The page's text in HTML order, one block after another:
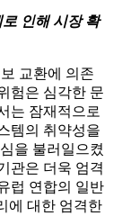
인해 시장 확
교환에 의존
험은 심각한 문
는 잠재적으로
템의 취약성을
을 불러일으켰
관은 더욱 엄격
럽 ​​연합의 일반
에 대한 엄격한